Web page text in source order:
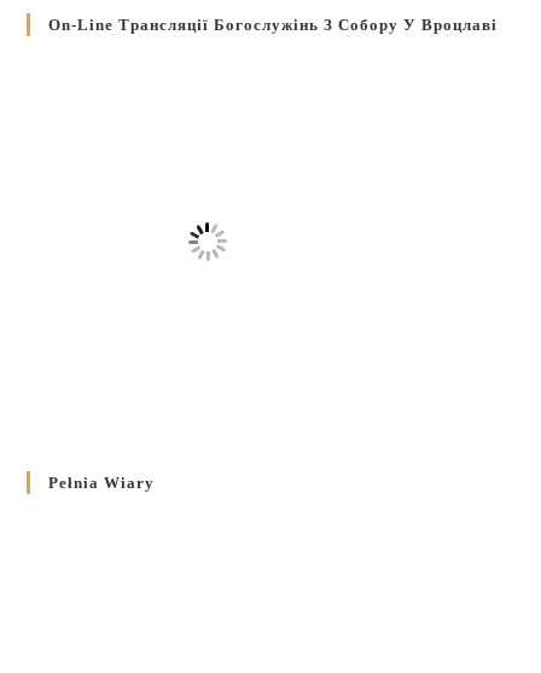
On-Line Трансляції Богослужінь З Собору У Вроцлаві
Pełnia Wiary